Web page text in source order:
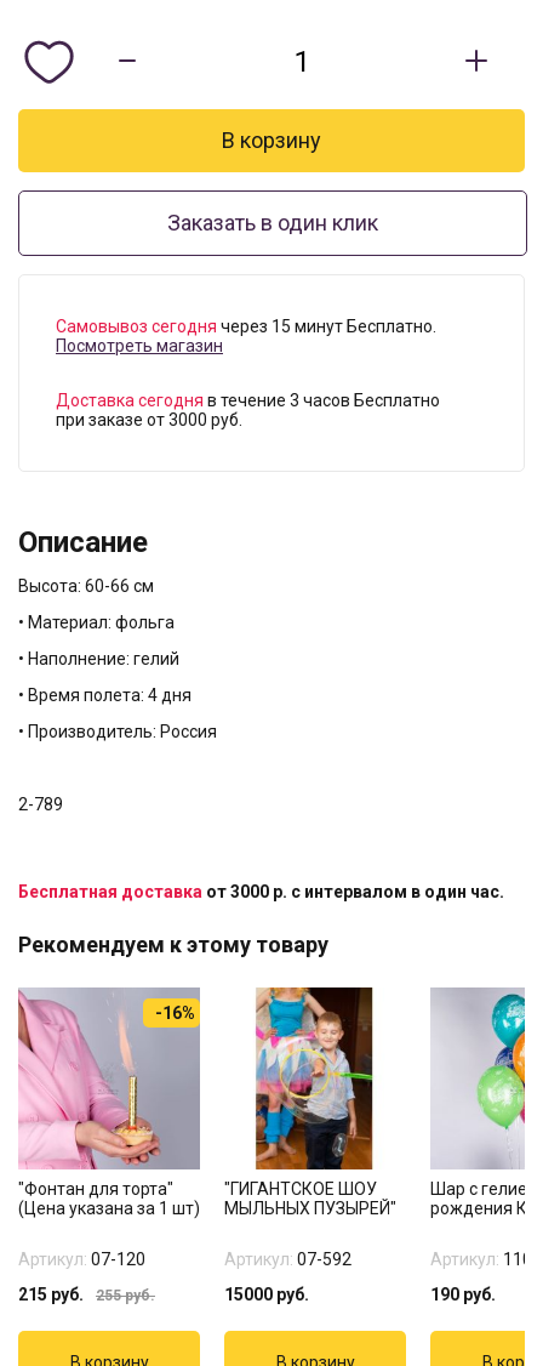
Заказать в один клик
Самовывоз сегодня через 15 минут Бесплатно.
Посмотреть магазин
Доставка сегодня в течение 3 часов Бесплатно
при заказе от 3000 руб.
Описание
Высота: 60-66 см
• Материал: фольга
• Наполнение: гелий
• Время полета: 4 дня
• Производитель: Россия
2-789
Бесплатная доставка от 3000 р. с интервалом в один час.
Рекомендуем к этому товару
-16%
"Фонтан для торта"
(Цена указана за 1 шт)
Артикул: 07-120
215 руб. 255руб.
"ГИГАНТСКОЕ ШОУ
МЫЛЬНЫХ ПУЗЫРЕЙ"
Артикул: 07-592
15000 руб.
Шар с
рождения
Артикул:
190 руб.